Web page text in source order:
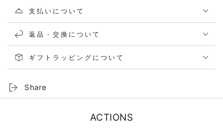
支払いについて
返品・交換について
ギフトラッピングについて
Share
ACTIONS